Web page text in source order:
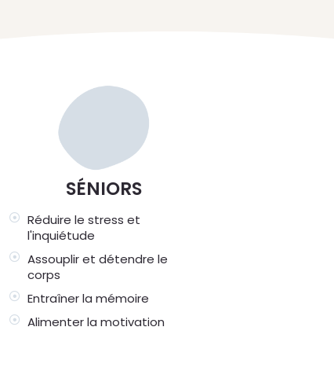
SÉNIORS
Réduire le stress et
l'inquiétude
Assouplir et détendre le
corps
Entraîner la mémoire
Alimenter la motivation